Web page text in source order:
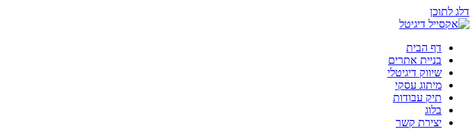
דלג לתוכן
דף הבית
בניית אתרים
שיווק דיגיטלי
מיתוג עסקי
תיק עבודות
בלוג
יצירת קשר